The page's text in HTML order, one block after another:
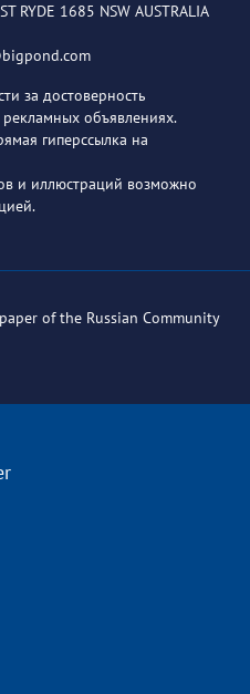
RYDE 1685 NSW AUSTRALIA
за достоверность
объявлениях.
гиперссылка на
и иллюстраций возможно
of the Russian Community